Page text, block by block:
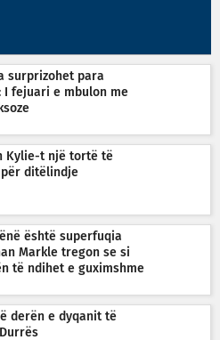
surprizohet para
I fejuari e mbulon me
Kylie-t një tortë të
ditëlindje
është superfuqia
Markle tregon se si
të ndihet e guximshme
derën e dyqanit të